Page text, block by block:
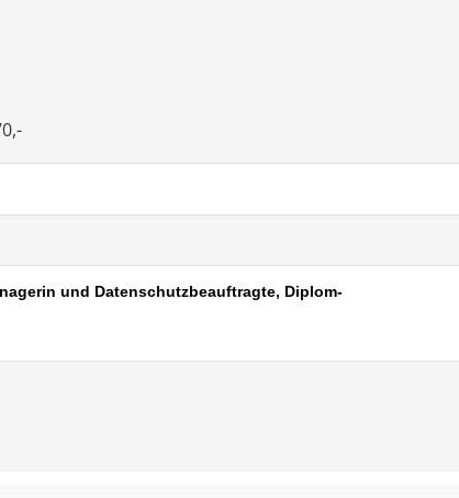
und Datenschutzbeauftragte, Diplom-